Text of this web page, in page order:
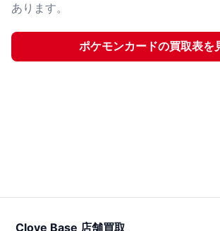
あります。
ポケモンカードの買取表を
Clove Base 店舗買取